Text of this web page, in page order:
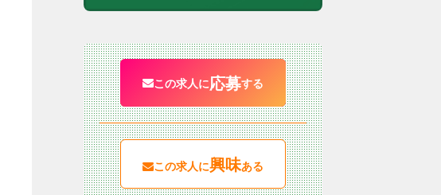
この求人に応募する
この求人に興味ある